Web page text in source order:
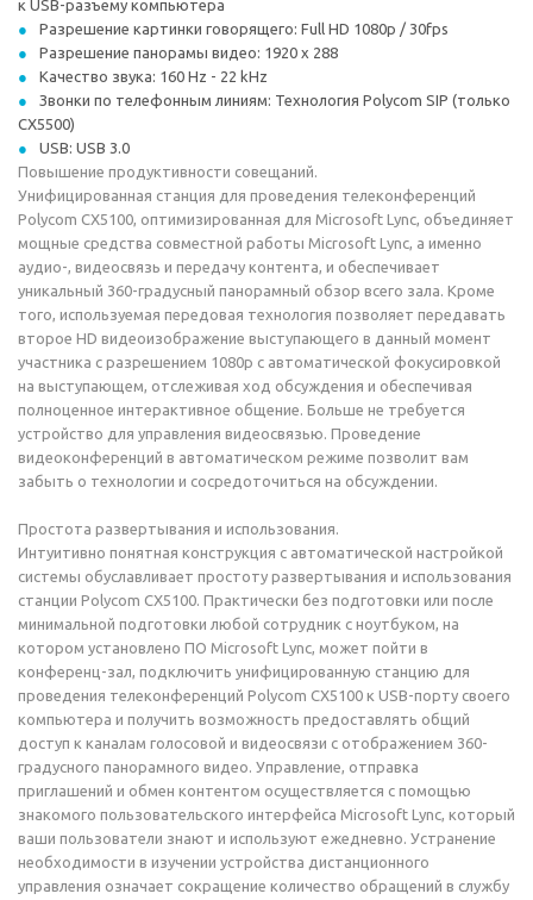
к USB-разъему компьютера
Разрешение картинки говорящего: Full HD 1080p / 30fps
Разрешение панорамы видео: 1920 x 288
Качество звука: 160 Hz - 22 kHz
Звонки по телефонным линиям: Технология Polycom SIP (только
CX5500)
USB: USB 3.0
Повышение продуктивности совещаний.
Унифицированная станция для проведения телеконференций
Polycom CX5100, оптимизированная для Microsoft Lync, объединяет
мощные средства совместной работы Microsoft Lync, а именно
аудио-, видеосвязь и передачу контента, и обеспечивает
уникальный 360-градусный панорамный обзор всего зала. Кроме
того, используемая передовая технология позволяет передавать
второе HD видеоизображение выступающего в данный момент
участника с разрешением 1080p с автоматической фокусировкой
на выступающем, отслеживая ход обсуждения и обеспечивая
полноценное интерактивное общение. Больше не требуется
устройство для управления видеосвязью. Проведение
видеоконференций в автоматическом режиме позволит вам
забыть о технологии и сосредоточиться на обсуждении.
Простота развертывания и использования.
Интуитивно понятная конструкция с автоматической настройкой
системы обуславливает простоту развертывания и использования
станции Polycom CX5100. Практически без подготовки или после
минимальной подготовки любой сотрудник с ноутбуком, на
котором установлено ПО Microsoft Lync, может пойти в
конференц-зал, подключить унифицированную станцию для
проведения телеконференций Polycom CX5100 к USB-порту своего
компьютера и получить возможность предоставлять общий
доступ к каналам голосовой и видеосвязи с отображением 360-
градусного панорамного видео. Управление, отправка
приглашений и обмен контентом осуществляется с помощью
знакомого пользовательского интерфейса Microsoft Lync, который
ваши пользователи знают и используют ежедневно. Устранение
необходимости в изучении устройства дистанционного
управления означает сокращение количество обращений в службу